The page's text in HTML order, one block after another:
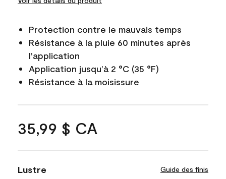
Protection contre le mauvais temps
Résistance à la pluie 60 minutes après
l'application
Application jusqu’à 2 °C (35 °F)
Résistance à la moisissure
35,99 $ CA
Lustre Guide des finis